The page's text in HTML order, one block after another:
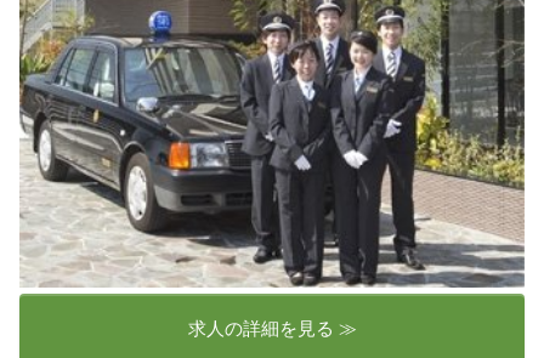
求人の詳細を見る ≫